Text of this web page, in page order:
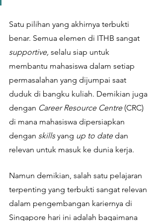
Satu pilihan yang akhirnya terbukti
benar. Semua elemen di ITHB sangat
supportive, selalu siap untuk
membantu mahasiswa dalam setiap
permasalahan yang dijumpai saat
duduk di bangku kuliah. Demikian juga
dengan Career Resource Centre (CRC)
di mana mahasiswa dipersiapkan
dengan skills yang up to date dan
relevan untuk masuk ke dunia kerja.
Namun demikian, salah satu pelajaran
terpenting yang terbukti sangat relevan
dalam pengembangan kariernya di
Singapore hari ini adalah bagaimana